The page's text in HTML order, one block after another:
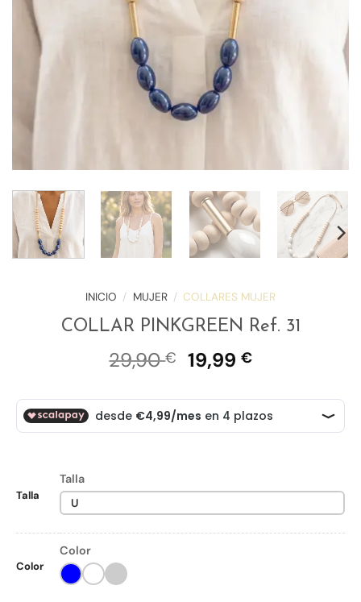
INICIO / MUJER / COLLARES MUJER
COLLAR PINKGREEN Ref. 31
29,90€ El
original
era:
29,90 €.
19,99 €El
actual
es:
19,99 €.
Talla
Talla
U
Color
Color